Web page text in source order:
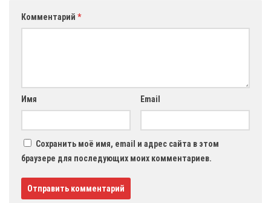
Комментарий *
Имя Email
Сохранить моё имя, email и адрес сайта в этом
браузере для последующих моих комментариев.